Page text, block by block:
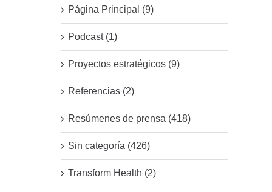
Página Principal (9)
Podcast (1)
Proyectos estratégicos (9)
Referencias (2)
Resúmenes de prensa (418)
Sin categoría (426)
Transform Health (2)